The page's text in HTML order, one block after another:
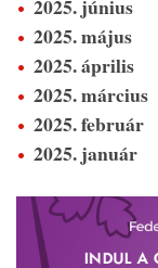
2025. június
2025. május
2025. április
2025. március
2025. február
2025. január